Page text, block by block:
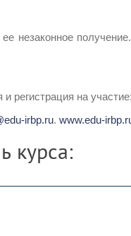
незаконное
регистрация на участие:
irbp.ru. www.edu-
курса: